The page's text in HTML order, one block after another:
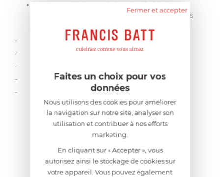
Les caractéristiques de la poignée Mutine
adaptable sur toutes les collections amovibles
- Manche en bakélite
- Mécanisme inox
- Sécurité et fiabilité
- Passe au lave-vaisselle
- Multiples coloris
Ajouter au panier
CARACTÉRISTIQUES
Fermer et accepter
Faites un choix pour vos
données
Nous utilisons des cookies pour améliorer
la navigation sur notre site, analyser son
utilisation et contribuer à nos efforts
marketing.
En cliquant sur « Accepter », vous
autorisez ainsi le stockage de cookies sur
votre appareil. Vous pouvez également